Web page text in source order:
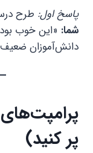
پاسخ اول: طرح
شما: «این خوب
دانش‌آموزان
پر کنید)